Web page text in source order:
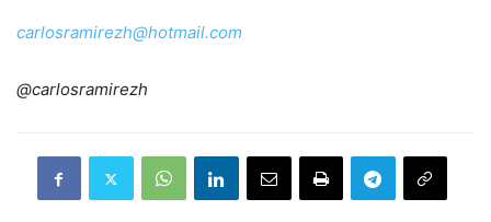
carlosramirezh@hotmail.com
@carlosramirezh